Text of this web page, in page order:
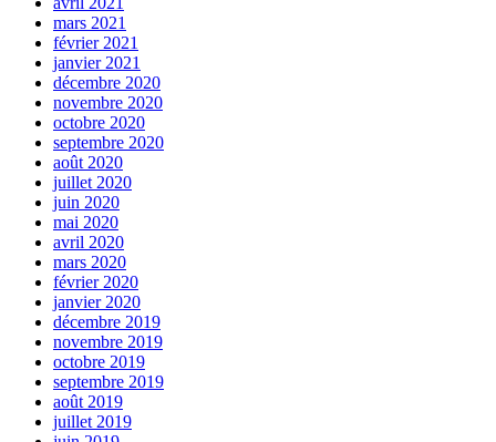
mars 2021
février 2021
janvier 2021
décembre 2020
novembre 2020
octobre 2020
septembre 2020
août 2020
juillet 2020
juin 2020
mai 2020
avril 2020
mars 2020
février 2020
janvier 2020
décembre 2019
novembre 2019
octobre 2019
septembre 2019
août 2019
juillet 2019